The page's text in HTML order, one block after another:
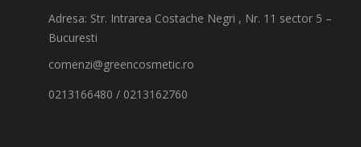
Adresa: Str. Intrarea Costache Negri , Nr. 11 sector 5 –
Bucuresti
comenzi@greencosmetic.ro
0213166480 / 0213162760